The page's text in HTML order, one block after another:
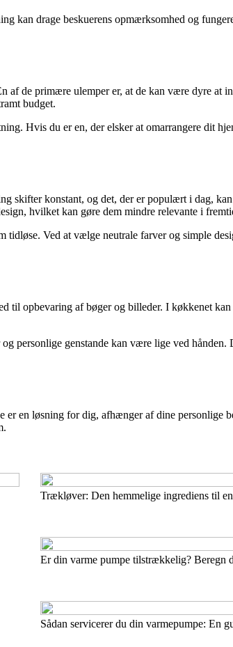
kan drage beskuerens opmærksomhed og
af de primære ulemper er, at de kan være dyre at
budget.
Hvis du er en, der elsker at omarrangere dit
skifter konstant, og det, der er populært i dag,
hvilket kan gøre dem mindre relevante i
Ved at vælge neutrale farver og simple
til opbevaring af bøger og billeder. I køkkenet
personlige genstande kan være lige ved
en løsning for dig, afhænger af dine
Trækløver: Den hemmelige ingrediens til
Er din varme pumpe tilstrækkelig? Beregn
Sådan servicerer du din varmepumpe: En